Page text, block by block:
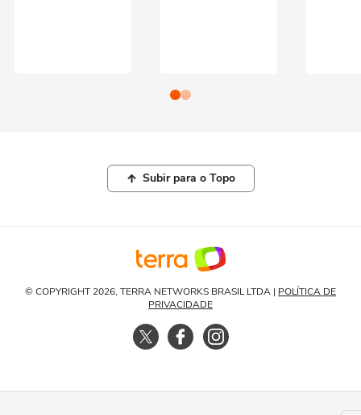
Subir para o Topo
© COPYRIGHT 2026, TERRA NETWORKS BRASIL LTDA | POLÍTICA DE
PRIVACIDADE